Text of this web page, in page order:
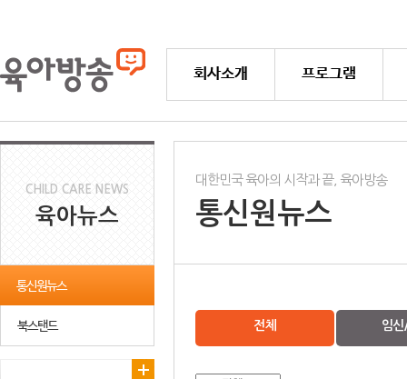
회사소개 프로그램
CHILD CARE NEWS
육아뉴스
통신원뉴스
북스탠드
대한민국 육아의 시작과 끝, 육아방송
통신원뉴스
전체 임